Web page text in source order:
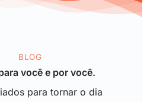
BLOG
você e por você.
para tornar o dia